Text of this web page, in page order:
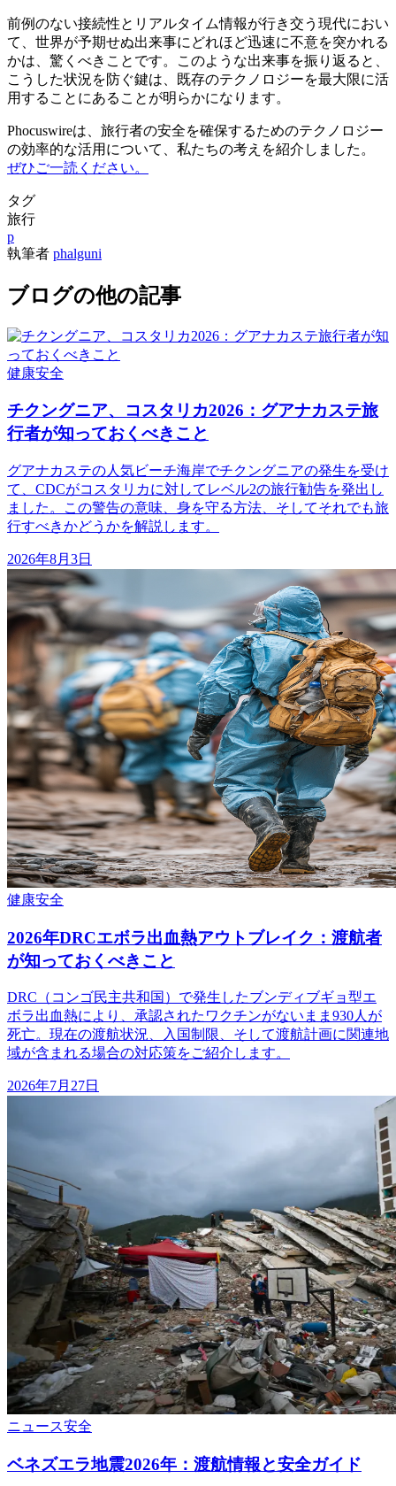
前例のない接続性とリアルタイム情報が行き交う現代におい
て、世界が予期せぬ出来事にどれほど迅速に不意を突かれる
かは、驚くべきことです。このような出来事を振り返ると、
こうした状況を防ぐ鍵は、既存のテクノロジーを最大限に活
用することにあることが明らかになります。
Phocuswireは、旅行者の安全を確保するためのテクノロジー
の効率的な活用について、私たちの考えを紹介しました。
ぜひご一読ください。
タグ
旅行
p
執筆者 phalguni
ブログの他の記事
健康安全
チクングニア、コスタリカ2026：グアナカステ旅
行者が知っておくべきこと
グアナカステの人気ビーチ海岸でチクングニアの発生を受け
て、CDCがコスタリカに対してレベル2の旅行勧告を発出し
ました。この警告の意味、身を守る方法、そしてそれでも旅
行すべきかどうかを解説します。
2026年8月3日
健康安全
2026年DRCエボラ出血熱アウトブレイク：渡航者
が知っておくべきこと
DRC（コンゴ民主共和国）で発生したブンディブギョ型エ
ボラ出血熱により、承認されたワクチンがないまま930人が
死亡。現在の渡航状況、入国制限、そして渡航計画に関連地
域が含まれる場合の対応策をご紹介します。
2026年7月27日
ニュース安全
ベネズエラ地震2026年：渡航情報と安全ガイド